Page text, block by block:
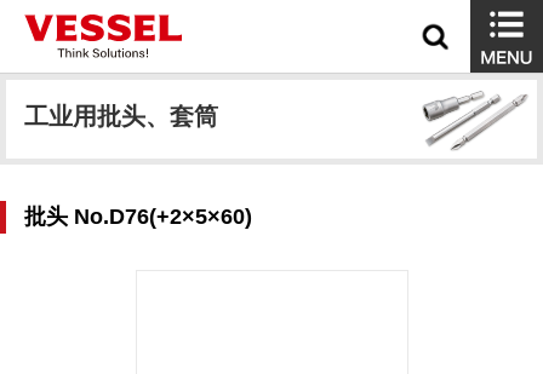
工业用批头、套筒
批头 No.D76(+2×5×60)